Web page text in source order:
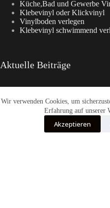
Wir verwenden Cookies, um
Erfahrung auf unserer
Akzeptieren
Küche,Bad und Gewerbe
Klebevinyl oder Klickvinyl
Vinylboden verlegen
Klebevinyl schwimmend
Aktuelle Beiträge
Enia Kollektionen im
CasaNova Vinylboden
Warum sich der Weg zu
COREtec® Tytan – Der